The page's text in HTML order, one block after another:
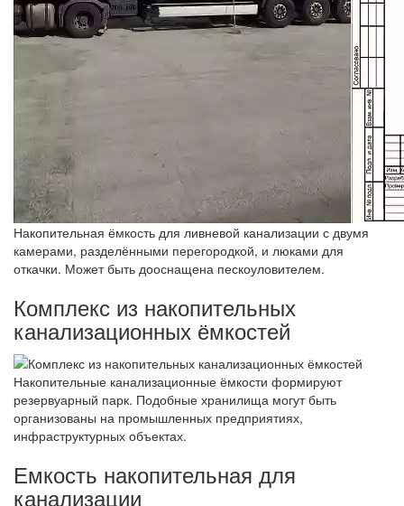
Накопительная ёмкость для ливневой канализации с двумя
камерами, разделёнными перегородкой, и люками для
откачки. Может быть дооснащена пескоуловителем.
Комплекс из накопительных
канализационных ёмкостей
Накопительные канализационные ёмкости формируют
резервуарный парк. Подобные хранилища могут быть
организованы на промышленных предприятиях,
инфраструктурных объектах.
Емкость накопительная для
канализации